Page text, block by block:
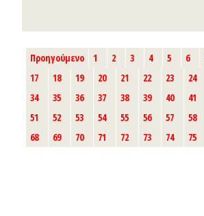
Προηγούμενο 1 2 3 4 5 6
17
18 19 20 21 22 23 24
34
35 36 37 38 39 40 41
51
52 53 54 55 56 57 58
68
69 70 71 72 73 74 75